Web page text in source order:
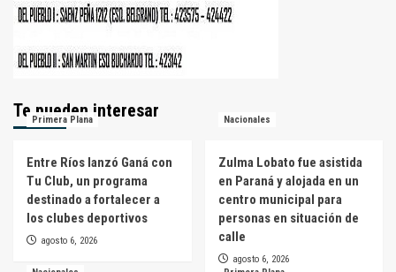
Te pueden interesar
Primera Plana
Entre Ríos lanzó Ganá con
Tu Club, un programa
destinado a fortalecer a
los clubes deportivos
agosto 6, 2026
Nacionales
Zulma Lobato fue asistida
en Paraná y alojada en un
centro municipal para
personas en situación de
calle
agosto 6, 2026